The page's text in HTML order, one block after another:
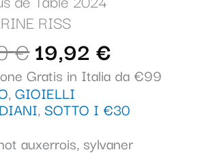
RISS
€
24,90 €.
19,92 €
Gratis in Italia da €99
,GIOIELLI
,SOTTO I €30
auxerrois, sylvaner